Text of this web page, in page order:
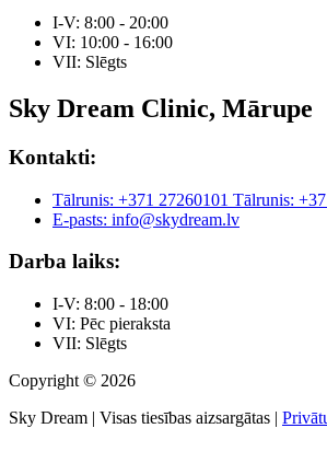
I-V: 8:00 - 20:00
VI: 10:00 - 16:00
VII: Slēgts
Sky Dream Clinic, Mārupe
Kontakti:
Tālrunis: +371 27260101 Tālrunis:
E-pasts: info@skydream.lv
Darba laiks:
I-V: 8:00 - 18:00
VI: Pēc pieraksta
VII: Slēgts
Copyright © 2026
Sky Dream | Visas tiesības aizsargātas |